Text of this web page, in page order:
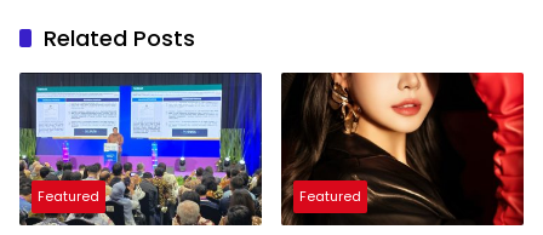
Related Posts
Featured Featured